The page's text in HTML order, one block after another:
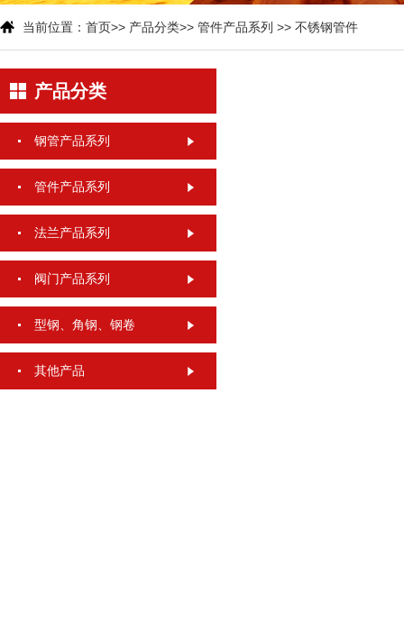
当前位置： 首页>> 产品分类>> 管件产品系列 >> 不锈钢管件
产品分类
钢管产品系列
管件产品系列
法兰产品系列
阀门产品系列
型钢、角钢、钢卷
其他产品